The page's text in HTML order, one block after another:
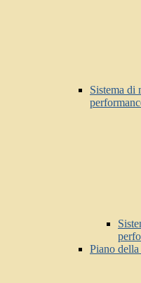
Sistema di
Piano